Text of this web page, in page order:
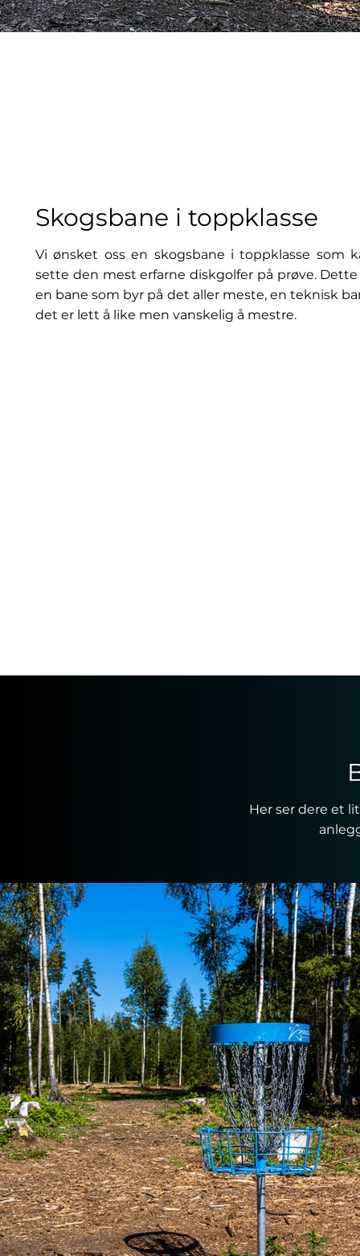
Skogsbane i toppklasse
Vi ønsket oss en skogsbane i toppklasse som
sette den mest erfarne diskgolfer på prøve. Dette
en bane som byr på det aller meste, en teknisk
det er lett å like men vanskelig å mestre.
Her ser dere et